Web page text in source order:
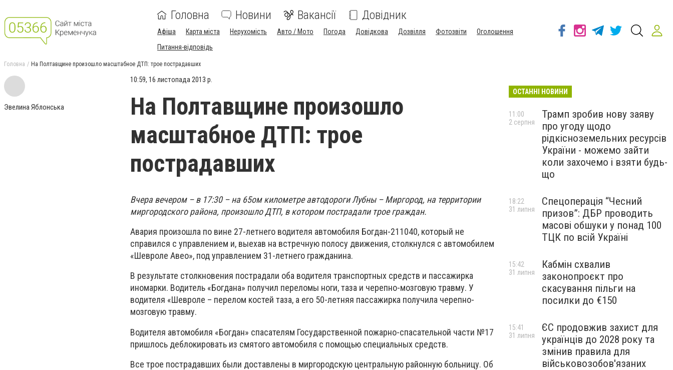
Головна Новини Вакансії Довідник
Афіша Карта міста Нерухомість Авто / Мото Погода Довідкова Дозвілля Фотозвіти
Оголошення
Питання-відповідь
Головна На Полтавщине произошло масштабное ДТП: трое пострадавших
Эвелина Яблонська
10:59, 16 листопада 2013 р.
На Полтавщине произошло
масштабное ДТП: трое
пострадавших
Вчера вечером – в 17:30 – на 65ом километре автодороги Лубны – Миргород, на территории
миргородского района, произошло ДТП, в котором пострадали трое граждан.
Авария произошла по вине 27-летнего водителя автомобиля Богдан-211040, который не
справился с управлением и, выехав на встречную полосу движения, столкнулся с автомобилем
«Шевроле Авео», под управлением 31-летнего гражданина.
В результате столкновения пострадали оба водителя транспортных средств и пассажирка
иномарки. Водитель «Богдана» получил переломы ноги, таза и черепно-мозговую травму. У
водителя «Шевроле – перелом костей таза, а его 50-летняя пассажирка получила черепно-
мозговую травму.
Водителя автомобиля «Богдан» спасателям Государственной пожарно-спасательной части №17
пришлось деблокировать из смятого автомобиля с помощью специальных средств.
Все трое пострадавших были доставлены в миргородскую центральную районную больницу. Об
ОСТАННІ НОВИНИ
Трамп зробив нову заяву
про угоду щодо
рідкісноземельних ресурсів
України - можемо зайти
коли захочемо і взяти будь-
що
11:00
2 серпня
Спецоперація “Чесний
призов”: ДБР проводить
масові обшуки у понад 100
ТЦК по всій Україні
18:22
31 липня
Кабмін схвалив
законопроєкт про
скасування пільги на
посилки до €150
15:42
31 липня
ЄС продовжив захист для
українців до 2028 року та
змінив правила для
військовозобов'язаних
15:41
31 липня